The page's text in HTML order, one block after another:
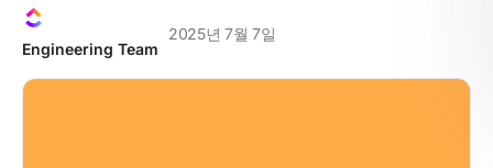
Engineering Team
2025년 7월 7일